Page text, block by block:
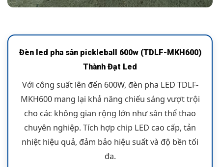
Đèn led pha sân pickleball 600w (TDLF-MKH600)
Thành Đạt Led
Với công suất lên đến 600W, đèn pha LED TDLF-
MKH600 mang lại khả năng chiếu sáng vượt trội
cho các không gian rộng lớn như sân thể thao
chuyên nghiệp. Tích hợp chip LED cao cấp, tản
nhiệt hiệu quả, đảm bảo hiệu suất và độ bền tối
đa.